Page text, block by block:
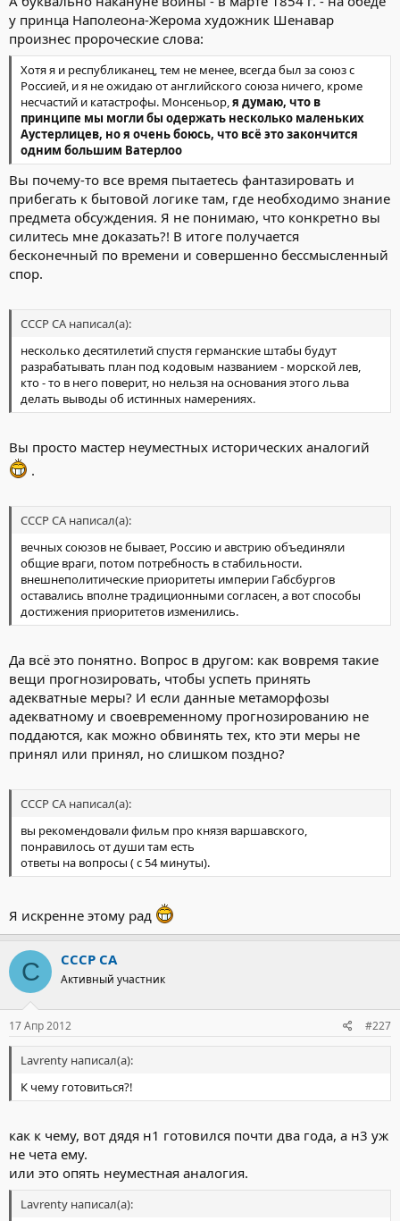
у принца Наполеона-Жерома художник Шенавар
произнес пророческие слова:
Хотя я и республиканец, тем не менее, всегда был за союз с
Россией, и я не ожидаю от английского союза ничего, кроме
несчастий и катастрофы. Монсеньор, я думаю, что в
принципе мы могли бы одержать несколько маленьких
Аустерлицев, но я очень боюсь, что всё это закончится
одним большим Ватерлоо
Вы почему-то все время пытаетесь фантазировать и
прибегать к бытовой логике там, где необходимо знание
предмета обсуждения. Я не понимаю, что конкретно вы
силитесь мне доказать?! В итоге получается
бесконечный по времени и совершенно бессмысленный
спор.
СССР СА написал(а):
несколько десятилетий спустя германские штабы будут
разрабатывать план под кодовым названием - морской лев,
кто - то в него поверит, но нельзя на основания этого льва
делать выводы об истинных намерениях.
Вы просто мастер неуместных исторических аналогий
.
СССР СА написал(а):
вечных союзов не бывает, Россию и австрию объединяли
общие враги, потом потребность в стабильности.
внешнеполитические приоритеты империи Габсбургов
оставались вполне традиционными согласен, а вот способы
достижения приоритетов изменились.
Да всё это понятно. Вопрос в другом: как вовремя такие
вещи прогнозировать, чтобы успеть принять
адекватные меры? И если данные метаморфозы
адекватному и своевременному прогнозированию не
поддаются, как можно обвинять тех, кто эти меры не
принял или принял, но слишком поздно?
СССР СА написал(а):
вы рекомендовали фильм про князя варшавского,
понравилось от души там есть
ответы на вопросы ( с 54 минуты).
Я искренне этому рад
С СССР СА
Активный участник
17 Апр 2012 #227
Lavrenty написал(а):
К чему готовиться?!
как к чему, вот дядя н1 готовился почти два года, а н3 уж
не чета ему.
или это опять неуместная аналогия.
Lavrenty написал(а):